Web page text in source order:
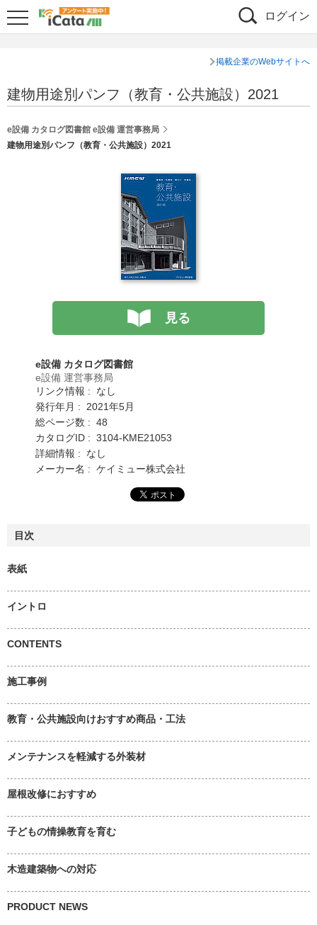
ログイン
掲載企業のWebサイトへ
建物用途別パンフ（教育・公共施設）2021
e設備 カタログ図書館 e設備 運営事務局
建物用途別パンフ（教育・公共施設）2021
見る
e設備 カタログ図書館
e設備 運営事務局
リンク情報 : なし
発行年月 : 2021年5月
総ページ数 : 48
カタログID : 3104-KME21053
詳細情報 : なし
メーカー名 : ケイミュー株式会社
目次
表紙
イントロ
CONTENTS
施工事例
教育・公共施設向けおすすめ商品・工法
メンテナンスを軽減する外装材
屋根改修におすすめ
子どもの情操教育を育む
木造建築物への対応
PRODUCT NEWS